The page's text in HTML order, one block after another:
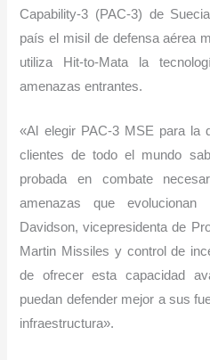
Capability-3 (PAC-3) de
país el misil de defensa aérea
utiliza Hit-to-Mata la
amenazas entrantes.
«Al elegir PAC-3 MSE para la
clientes de todo el mundo
probada en combate
amenazas que evolucionan
Davidson, vicepresidenta de
Martin Missiles y control de
de ofrecer esta capacidad
puedan defender mejor a sus
infraestructura».